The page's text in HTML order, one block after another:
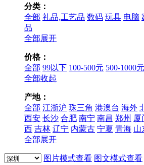
分类：
全部 礼品,工艺品 数码 玩具 电脑
品
全部展开
价格：
全部 99以下 100-500元 500-1000元
全部收起
产地：
全部 江浙沪 珠三角 港澳台 海外
西安 长沙 合肥 南宁 南昌 郑州 厦
西 吉林 辽宁 内蒙古 宁夏 青海 山
全部展开
图片模式查看 图文模式查看